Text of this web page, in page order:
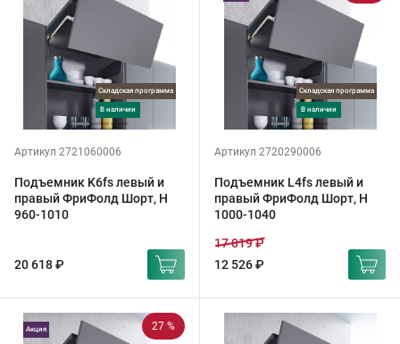
Складская программа
в наличии
Артикул 2721060006
Подъемник K6fs левый и
правый ФриФолд Шорт, H
960-1010
20 618 ₽
Складская программа
в наличии
Артикул 2720290006
Подъемник L4fs левый и
правый ФриФолд Шорт, H
1000-1040
12 526 ₽
17 019 ₽
27 %
Акция